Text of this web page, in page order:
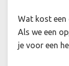
Wat kost een
Als we een
je voor een